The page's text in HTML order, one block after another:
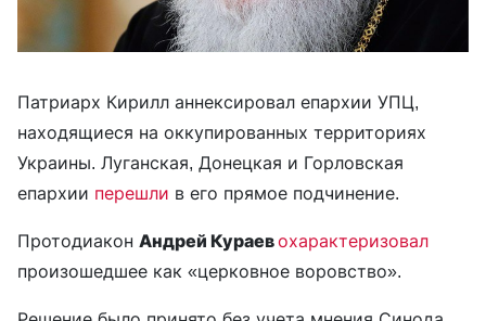
Патриарх Кирилл аннексировал епархии УПЦ,
находящиеся на оккупированных территориях
Украины. Луганская, Донецкая и Горловская
епархии перешли в его прямое подчинение.
Протодиакон Андрей Кураевохарактеризовал
произошедшее как «церковное воровство».